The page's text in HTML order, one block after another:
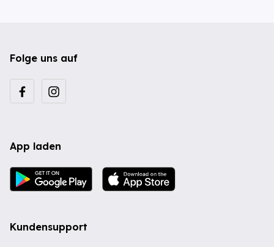
Folge uns auf
App laden
Kundensupport